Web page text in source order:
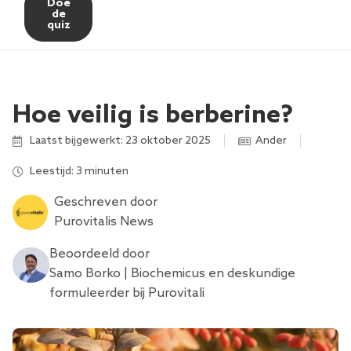
Doe
de
quiz
Hoe veilig is berberine?
Laatst bijgewerkt: 23 oktober 2025 Ander
Leestijd: 3 minuten
Geschreven door
Purovitalis News
Beoordeeld door
Samo Borko | Biochemicus en deskundige
formuleerder bij Purovitali